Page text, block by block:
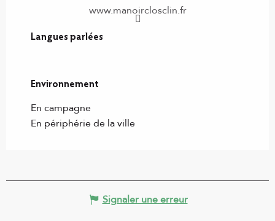
www.manoirclosclin.fr
Langues parlées
Langues parlées
Environnement
Environnement
En campagne
En périphérie de la ville
Signaler une erreur